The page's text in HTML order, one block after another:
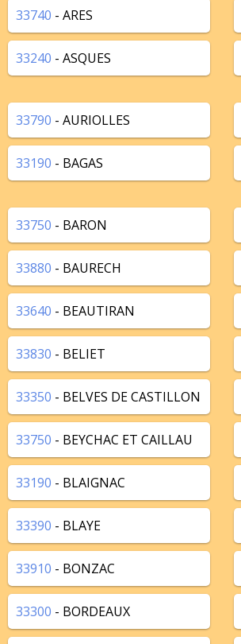
33740 - ARES
33240 - ASQUES
33790 - AURIOLLES
33190 - BAGAS
33750 - BARON
33880 - BAURECH
33640 - BEAUTIRAN
33830 - BELIET
33350 - BELVES DE CASTILLON
33750 - BEYCHAC ET CAILLAU
33190 - BLAIGNAC
33390 - BLAYE
33910 - BONZAC
33300 - BORDEAUX